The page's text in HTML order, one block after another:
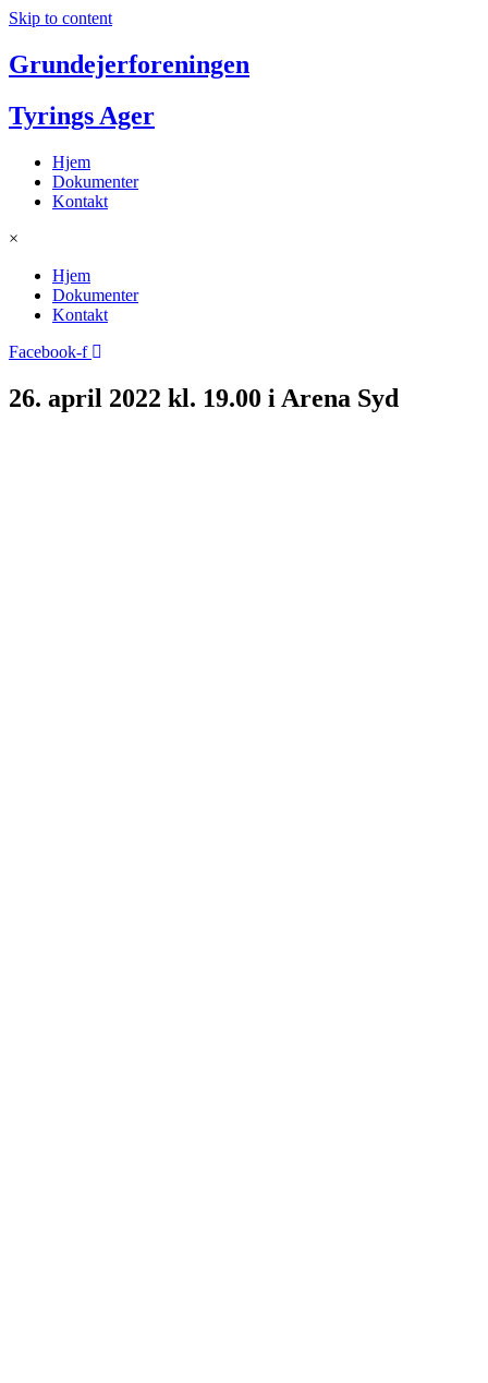
Skip to content
Grundejerforeningen
Tyrings Ager
Hjem
Dokumenter
Kontakt
×
Hjem
Dokumenter
Kontakt
Facebook-f
26. april 2022 kl. 19.00 i Arena Syd